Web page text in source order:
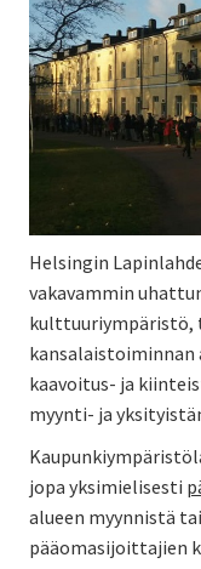
Helsingin
vakavammin
kulttuuriympäristö,
kansalaistoiminnan
kaavoitus- ja
myynti- ja
jopa yksimielisesti
alueen myynnistä t
pääomasijoittajien